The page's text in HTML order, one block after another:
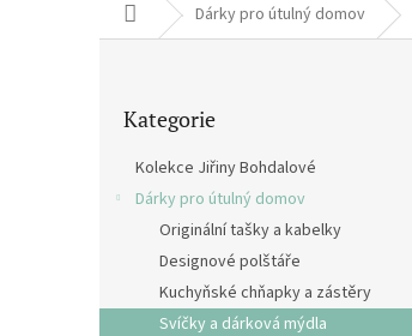
Domů Dárky pro útulný domov
a
kategorie
Kategorie
Kolekce Jiřiny Bohdalové
Dárky pro útulný domov
Originální tašky a kabelky
Designové polštáře
Kuchyňské chňapky a zástěry
Svíčky a dárková mýdla